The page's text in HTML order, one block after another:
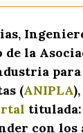
,
la
(ANIPLA
titulada:
con los